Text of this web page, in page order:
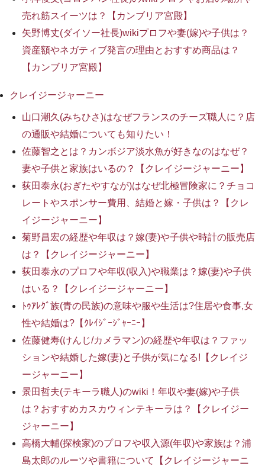
売れ筋スイーツは？【カンブリア宮殿】
矢野博丈(ダイソー社長)wikiプロフや妻(嫁)や子供は？
資産額やネガティブ発言の理由とおすすめ商品は？
【カンブリア宮殿】
クレイジージャーニー
山口潮久(みちひさ)はなぜフランスのチーズ職人に？店
の通販や結婚についても知りたい！
佐藤智之とは？カンボジア淡水魚が好きなのはなぜ？
妻や子供と家族はいるの？【クレイジージャーニー】
荻田泰永(おぎたやすなが)はなぜ北極冒険家に？チョコ
レートやスポンサー費用、結婚と嫁・子供は？【クレ
イジージャーニー】
菊野昌宏の経歴や年収は？嫁(妻)や子供や時計の販売店
は？【クレイジージャーニー】
荻田泰永のプロフや年収(収入)や職業は？嫁(妻)や子供
はいる？【クレイジージャーニー】
ﾄｩｱﾚｸﾞ族(青の民族)の意味や服や生活は?住居や食事,女
性や結婚は?【ｸﾚｲｼﾞｰｼﾞｬｰﾆｰ】
佐藤健寿(けんじ/カメラマン)の経歴や年収は？ファッ
ションや結婚した嫁(妻)と子供が気になる!【クレイジ
ージャーニー】
景田哲夫(テキーラ職人)のwiki！年収や妻(嫁)や子供
は？おすすめカスカウィンテキーラは？【クレイジー
ジャーニー】
高橋大輔(探検家)のプロフや収入源(年収)や家族は？浦
島太郎のルーツや書籍について【クレイジージャーニ